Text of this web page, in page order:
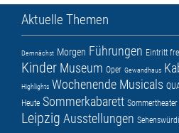
Aktuelle Themen
Demnächst Morgen Führungen Eintritt
Kinder Museum Oper Gewandhaus
Highlights Wochenende Musicals
Heute Sommerkabarett Sommertheater
Leipzig Ausstellungen